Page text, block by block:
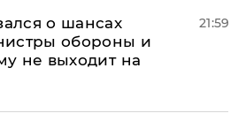
о шансах
обороны и
не выходит на
21:59